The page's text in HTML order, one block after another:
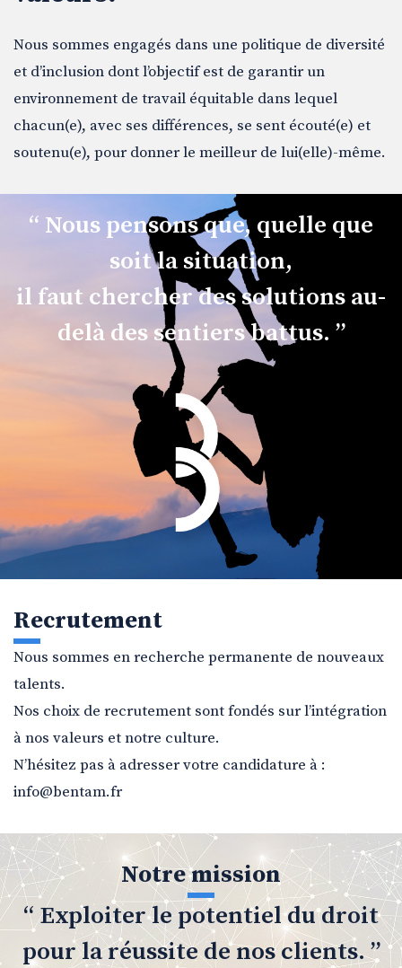
Nous sommes engagés dans une politique de diversité
et d’inclusion dont l’objectif est de garantir un
environnement de travail équitable dans lequel
chacun(e), avec ses différences, se sent écouté(e) et
soutenu(e), pour donner le meilleur de lui(elle)-même.
“ Nous pensons que, quelle que
soit la situation,
il faut chercher des solutions au-
delà des sentiers battus. ”
Recrutement
Nous sommes en recherche permanente de nouveaux
talents.
Nos choix de recrutement sont fondés sur l’intégration
à nos valeurs et notre culture.
N’hésitez pas à adresser votre candidature à :
info@bentam.fr
Notre mission
“ Exploiter le potentiel du droit
pour la réussite de nos clients. ”